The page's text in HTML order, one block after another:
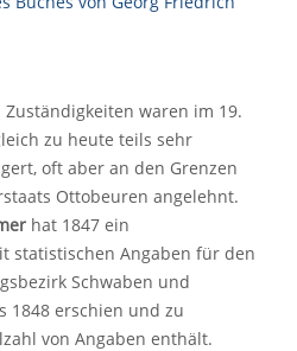
waren im 19.
zu heute teils sehr
oft aber an den Grenzen
Ottobeuren angelehnt.
hat 1847 ein
statistischen Angaben für den
Schwaben und
1848 erschien und zu
von Angaben enthält.